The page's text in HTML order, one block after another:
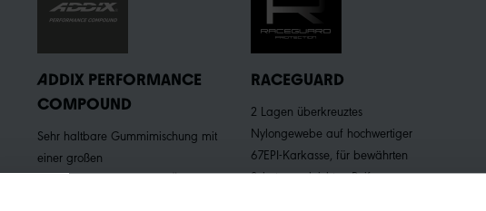
ADDIX PERFORMANCE
COMPOUND
Sehr haltbare Gummimischung mit
einer großen
Anforderungsbandbreite. Ähnlich
RACEGUARD
2 Lagen überkreuztes
Nylongewebe auf hochwertiger
67EPI-Karkasse, für bewährten
Schutz von leichten Reifen.